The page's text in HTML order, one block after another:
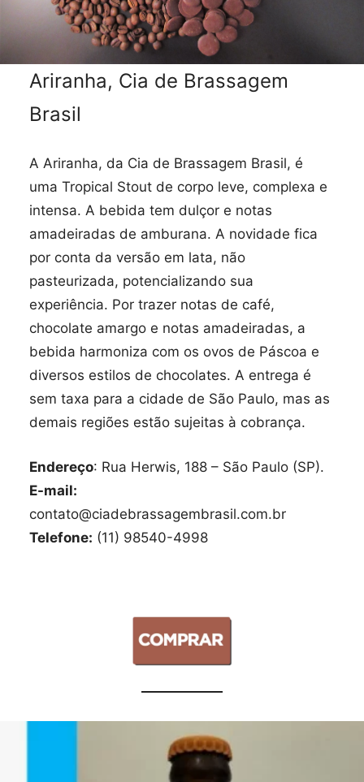
Ariranha, Cia de Brassagem
Brasil
A Ariranha, da Cia de Brassagem Brasil, é
uma Tropical Stout de corpo leve, complexa e
intensa. A bebida tem dulçor e notas
amadeiradas de amburana. A novidade fica
por conta da versão em lata, não
pasteurizada, potencializando sua
experiência. Por trazer notas de café,
chocolate amargo e notas amadeiradas, a
bebida harmoniza com os ovos de Páscoa e
diversos estilos de chocolates. A entrega é
sem taxa para a cidade de São Paulo, mas as
demais regiões estão sujeitas à cobrança.
Endereço: Rua Herwis, 188 – São Paulo (SP).
E-mail:
contato@ciadebrassagembrasil.com.br
Telefone: (11) 98540-4998